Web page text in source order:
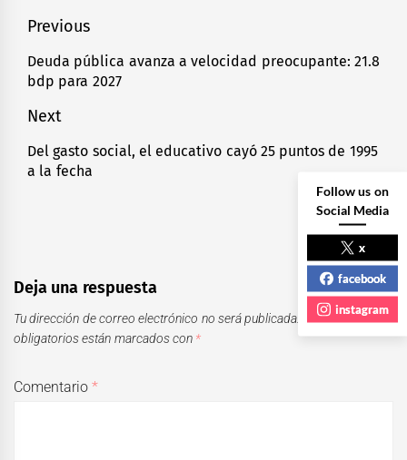
Navegación
de
entradas
Previous
Previous
post:
Deuda pública avanza a velocidad preocupante: 21.8
bdp para 2027
Next
Next
post:
Del gasto social, el educativo cayó 25 puntos de 1995
a la fecha
Deja una respuesta
Tu dirección de correo electrónico no será publicada.
Los campos
obligatorios están marcados con *
Comentario*
Follow us on
Social Media
x
facebook
instagram